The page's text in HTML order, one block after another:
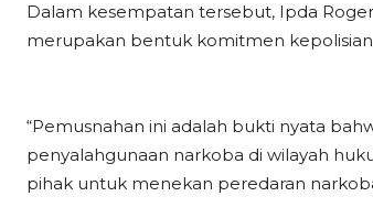
Dalam kesempatan tersebut, Ipda
merupakan bentuk komitmen
“Pemusnahan ini adalah bukti nyata
penyalahgunaan narkoba di wilayah
pihak untuk menekan peredaran